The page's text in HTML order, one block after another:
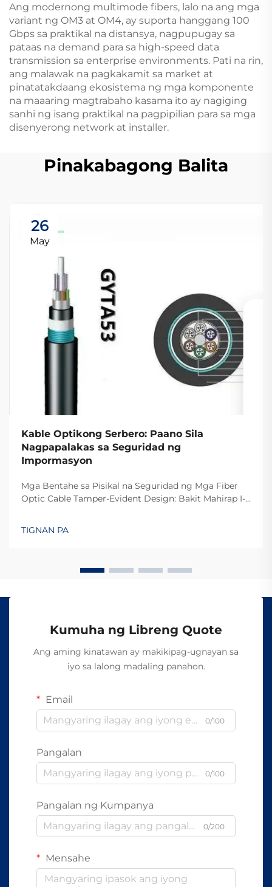
Ang modernong multimode fibers, lalo na ang mga
variant ng OM3 at OM4, ay suporta hanggang 100
Gbps sa praktikal na distansya, nagpupugay sa
pataas na demand para sa high-speed data
transmission sa enterprise environments. Pati na rin,
ang malawak na pagkakamit sa market at
pinatatakdaang ekosistema ng mga komponente
na maaaring magtrabaho kasama ito ay nagiging
sanhi ng isang praktikal na pagpipilian para sa mga
disenyerong network at installer.
Pinakabagong Balita
26
May
Kable Optikong Serbero: Paano Sila
Nagpapalakas sa Seguridad ng
Impormasyon
Mga Bentahe sa Pisikal na Seguridad ng Mga Fiber
Optic Cable Tamper-Evident Design: Bakit Mahirap I-
nagpapadala sila ng data sa pamamagitan ng
TIGNAN PA
Kumuha ng Libreng Quote
Ang aming kinatawan ay makikipag-ugnayan sa
iyo sa lalong madaling panahon.
Email
0/100
Pangalan
0/100
Pangalan ng Kumpanya
0/200
Mensahe